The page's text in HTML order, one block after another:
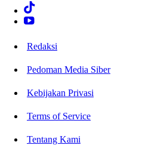
Redaksi
Pedoman Media Siber
Kebijakan Privasi
Terms of Service
Tentang Kami